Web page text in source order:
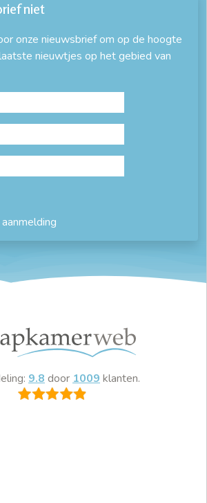
niet
onze nieuwsbrief om op de hoogte
nieuwtjes op het gebied van
9.8door1009klanten.